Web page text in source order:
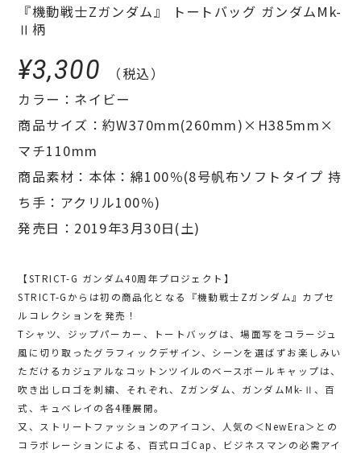
『機動戦士Zガンダム』 トートバッグ ガンダムMk-
Ⅱ柄
¥3,300
（税込）
カラー：ネイビー
商品サイズ：約W370mm(260mm)×H385mm×
マチ110mm
商品素材：本体：綿100％(8号帆布ソフトタイプ 持
ち手：アクリル100％)
発売日：2019年3月30日(土)
【STRICT-G ガンダム40周年プロジェクト】
STRICT-Gからは初の商品化となる『機動戦士Zガンダム』カプセ
ルコレクションを発売！
Tシャツ、ジップパーカー、トートバッグは、場面写をコラージュ
風に切り取ったグラフィックデザイン、シーンを選ばずお楽しみい
ただけるカジュアルなコットンツイルのベースボールキャップは、
吹き出しロゴを刺繍、それぞれ、Zガンダム、ガンダムMk-Ⅱ、百
式、キュベレイの各4種展開。
又、ストリートファッションのアイコン、人気の＜NewEra＞との
コラボレーションによる、百式ロゴCap、ビジネスマンの必需アイ